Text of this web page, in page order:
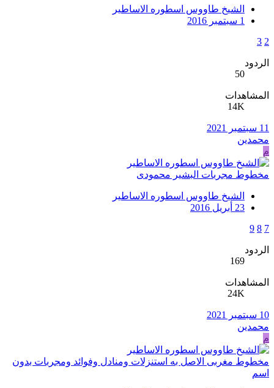
الشيخ طاووس اسطوره الاساطير
1 سبتمبر 2016
2
3
الردود
50
المشاهدات
14K
11 سبتمبر 2021
محمدين
م
مخطوط مجربات البشير محمودى
الشيخ طاووس اسطوره الاساطير
23 أبريل 2016
7
8
9
الردود
169
المشاهدات
24K
10 سبتمبر 2021
محمدين
م
مخطوط مغربى الاصل به استنزلات ومنادل وفوائد ومجربات بدون
اسم